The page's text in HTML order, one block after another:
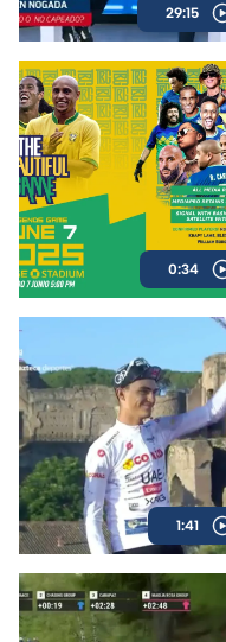
29:15
0:34
1:41